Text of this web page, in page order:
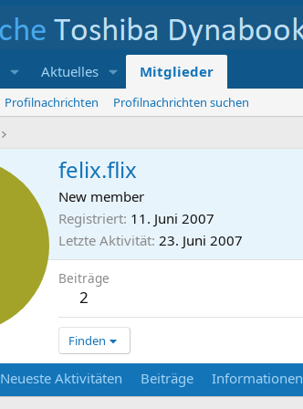
Aktuelles Mitglieder
Profilnachrichten
Profilnachrichten suchen
felix.flix
New member
Registriert 11. Juni 2007
Letzte Aktivität 23. Juni 2007
Beiträge
2
Finden
Neueste Aktivitäten Beiträge Informationen